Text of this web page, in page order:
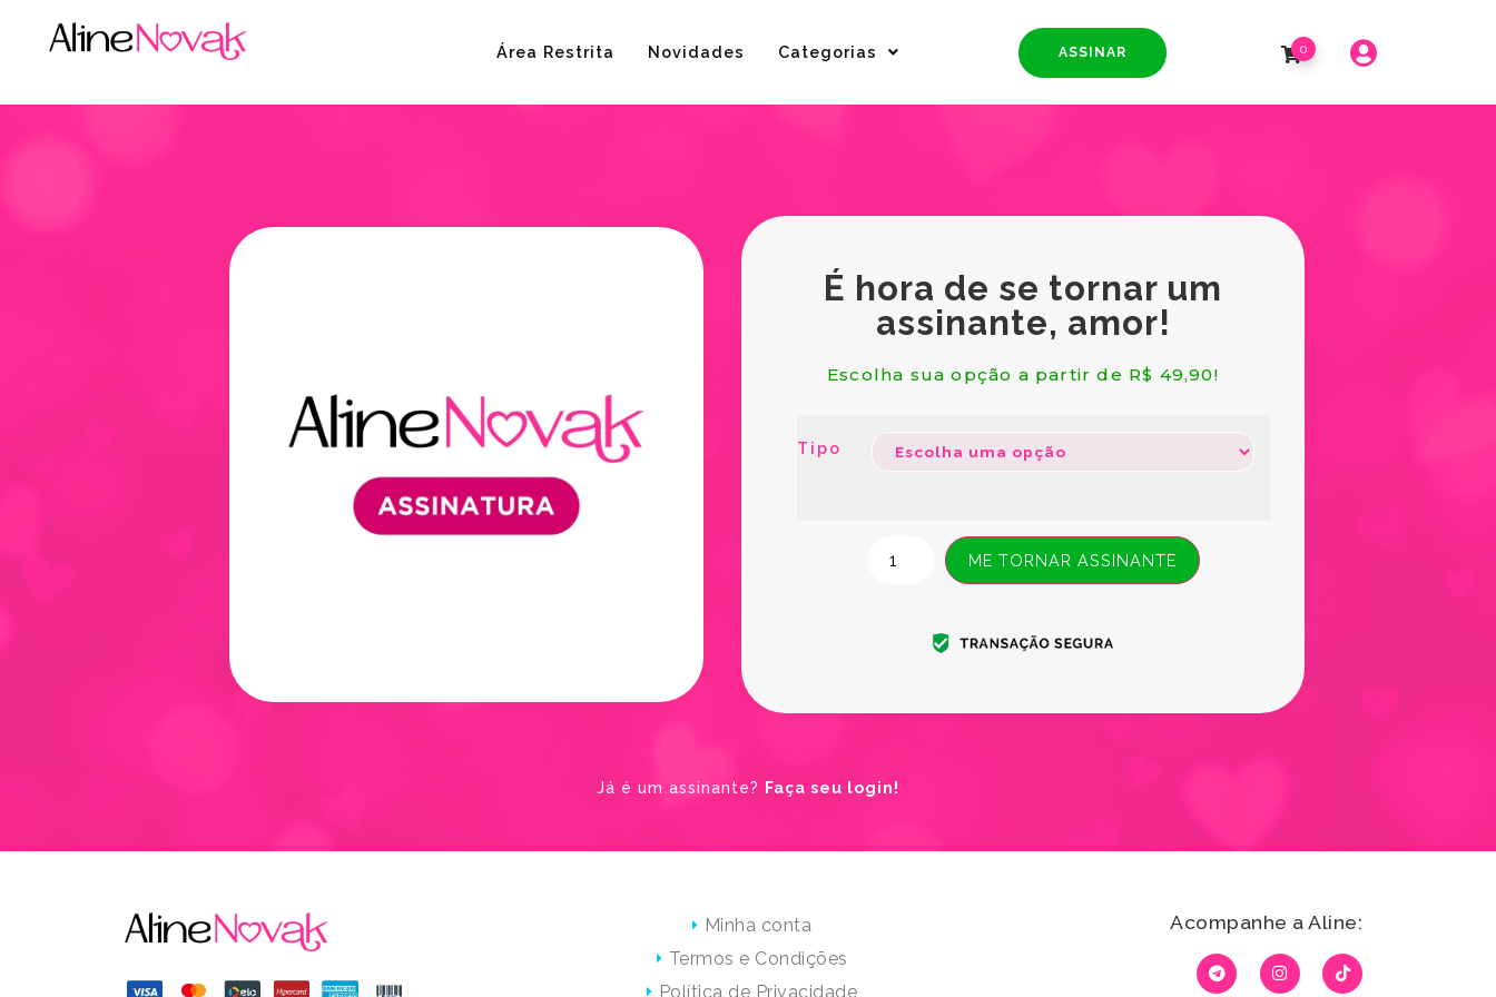
Área Restrita Novidades Categorias ASSINAR 0
É hora de se tornar um
assinante, amor!
Escolha sua opção a partir de R$ 49,90!
Tipo
ME TORNAR ASSINANTE
Já é um assinante? Faça seu login!
Minha conta
Termos e Condições
Política de Privacidade
Acompanhe a Aline: